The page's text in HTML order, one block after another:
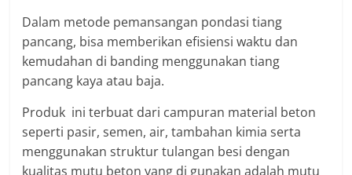
Dalam metode pemansangan pondasi tiang
pancang, bisa memberikan efisiensi waktu dan
kemudahan di banding menggunakan tiang
pancang kaya atau baja.
Produk ini terbuat dari campuran material beton
seperti pasir, semen, air, tambahan kimia serta
menggunakan struktur tulangan besi dengan
kualitas mutu beton yang di gunakan adalah mutu